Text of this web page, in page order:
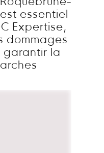
essentiel
Expertise,
dommages
garantir la